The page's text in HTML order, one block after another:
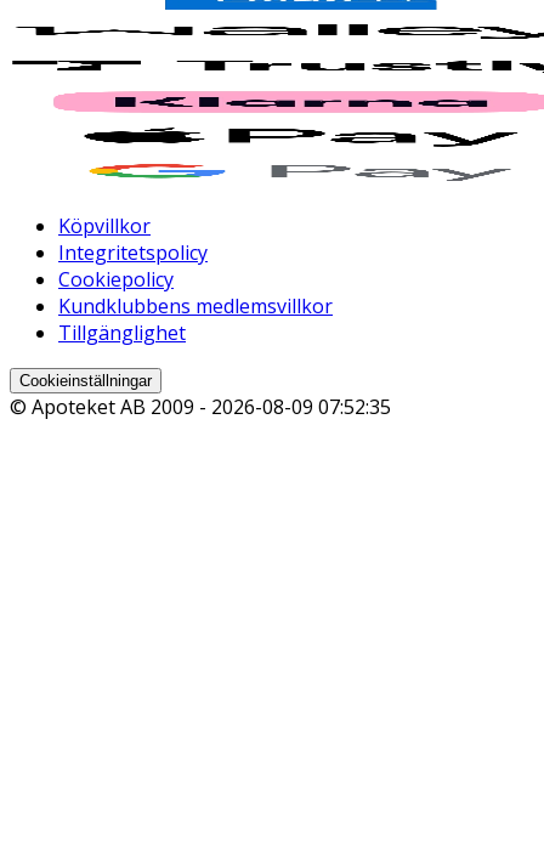
Köpvillkor
Integritetspolicy
Cookiepolicy
Kundklubbens medlemsvillkor
Tillgänglighet
Cookieinställningar
© Apoteket AB 2009 - 2026-08-09 07:52:35